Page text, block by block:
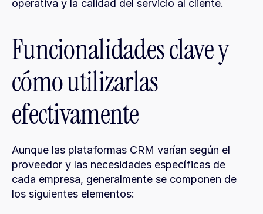
operativa y la calidad del servicio al cliente.
Funcionalidades clave y
cómo utilizarlas
efectivamente
Aunque las plataformas CRM varían según el
proveedor y las necesidades específicas de
cada empresa, generalmente se componen de
los siguientes elementos: